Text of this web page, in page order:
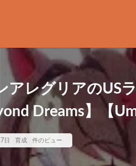
アレグリアのUS
Dreams】【
日 育成 件のビュー